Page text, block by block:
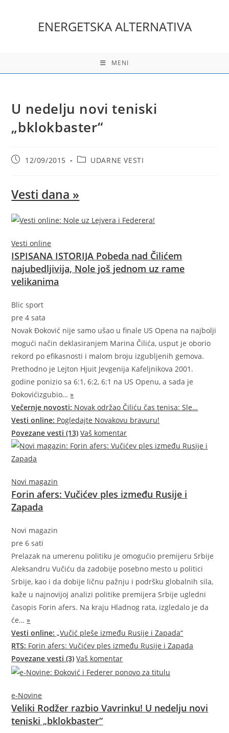
ENERGETSKA ALTERNATIVA
MENI
U nedelju novi teniski
„bklokbaster“
Post12/09/2015
PostUDARNE VESTI
Vesti dana »
Vesti online
ISPISANA ISTORIJA Pobeda nad Čilićem
najubedljivija, Nole još jednom uz rame
velikanima
Blic sport
pre 4 sata
Novak Đoković nije samo ušao u finale US Opena na najbolji
mogući način deklasiranjem Marina Čilića, usput je oborio
rekord po efikasnosti i malom broju izgubljenih gemova.
Prethodno je Lejton Hjuit Jevgenija Kafeljnikova 2001.
godine ponizio sa 6:1, 6:2, 6:1 na US Openu, a sada je
Đokovićizgubio…»
Večernje novosti: Novak održao Čiliću čas tenisa: Sle…
Vesti online: Pogledajte Novakovu bravuru!
Povezane vesti (13) Vaš komentar
Novi magazin
Forin afers: Vučićev ples između Rusije i
Zapada
Novi magazin
pre 6 sati
Prelazak na umerenu politiku je omogućio premijeru Srbije
Aleksandru Vučiću da zadobije posebno mesto u politici
Srbije, kao i da dobije ličnu pažnju i podršku globalnih sila,
kaže u najnovijoj analizi politike premijera Srbije ugledni
časopis Forin afers. Na kraju Hladnog rata, izgledalo je da
će…»
Vesti online: „Vučić pleše između Rusije i Zapada“
RTS: Forin afers: Vučićev ples između Rusije i Zapada
Povezane vesti (3) Vaš komentar
e-Novine
Veliki Rodžer razbio Vavrinku! U nedelju novi
teniski „bklokbaster“